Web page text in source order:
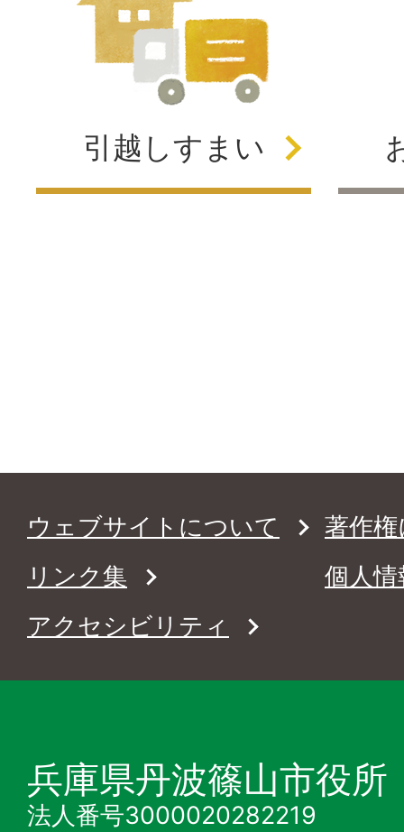
引越しすまい
ウェブサイトについて
著作
リンク集
個人
アクセシビリティ
兵庫県丹波篠山市役所
法人番号3000020282219